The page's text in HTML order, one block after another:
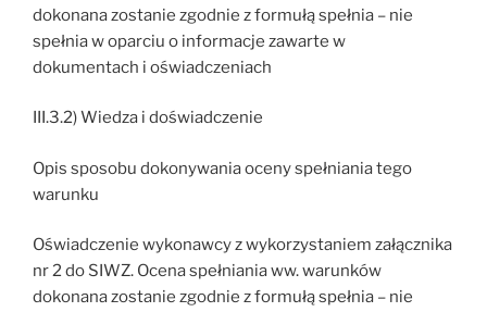
dokonana zostanie zgodnie z formułą spełnia – nie
spełnia w oparciu o informacje zawarte w
dokumentach i oświadczeniach
III.3.2) Wiedza i doświadczenie
Opis sposobu dokonywania oceny spełniania tego
warunku
Oświadczenie wykonawcy z wykorzystaniem załącznika
nr 2 do SIWZ. Ocena spełniania ww. warunków
dokonana zostanie zgodnie z formułą spełnia – nie